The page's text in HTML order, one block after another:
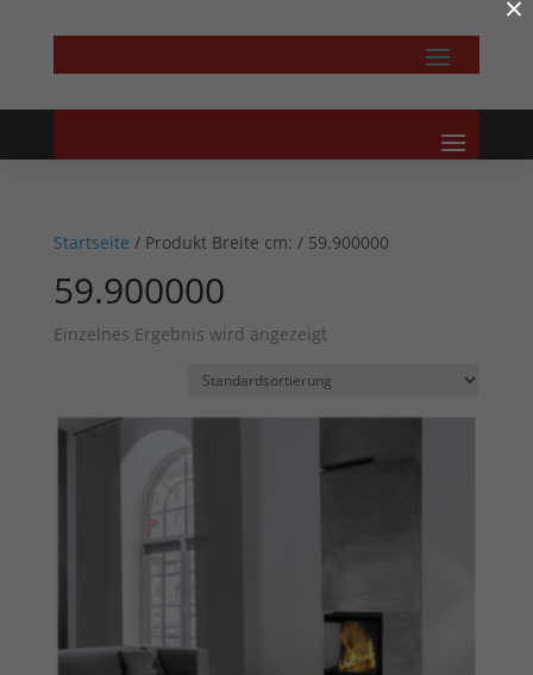
Startseite / Produkt Breite cm: / 59.900000
59.900000
Einzelnes Ergebnis wird angezeigt